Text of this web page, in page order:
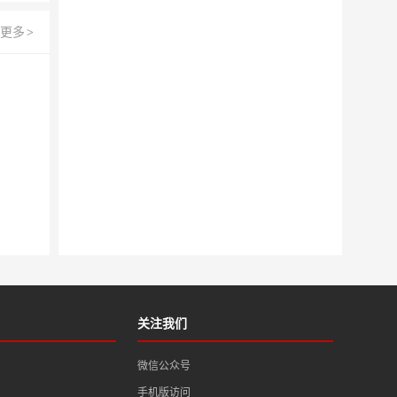
更多 >
关注我们
微信公众号
手机版访问